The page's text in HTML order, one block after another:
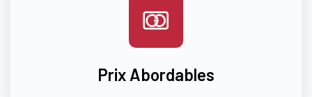
Prix Abordables